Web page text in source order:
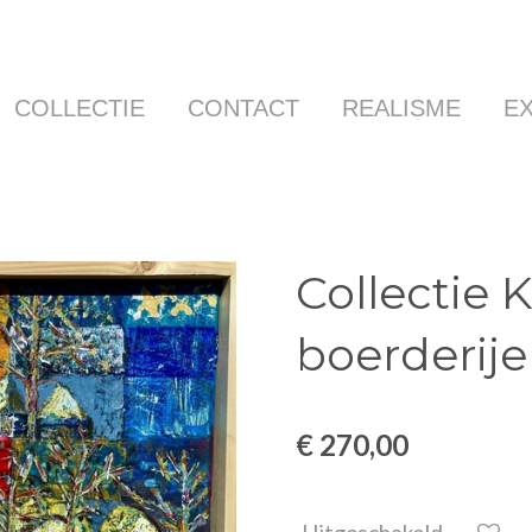
COLLECTIE CONTACT REALISME
Collectie
€ 270,00